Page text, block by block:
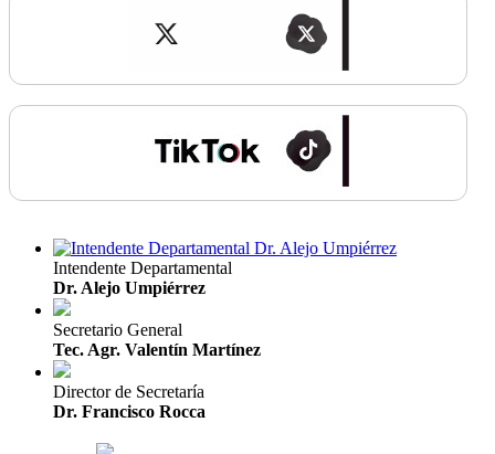
Intendente Departamental
Dr. Alejo Umpiérrez
Secretario General
Tec. Agr. Valentín Martínez
Director de Secretaría
Dr. Francisco Rocca